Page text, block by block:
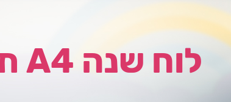
לוח שנה A4 תפוח רימון